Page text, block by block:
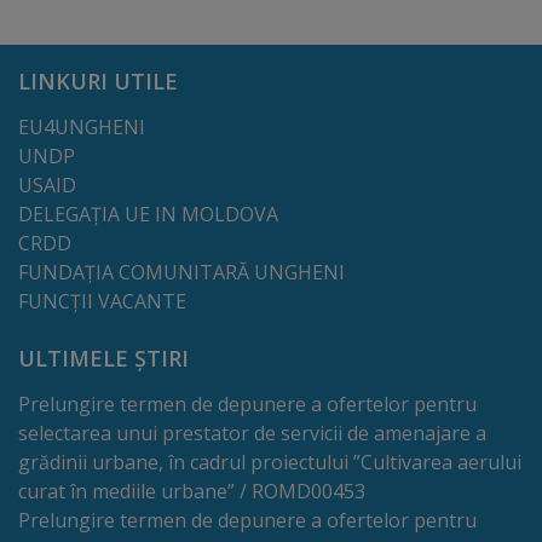
tarife
Înscrierea
copiilor
în
grădiniță/Plăți
Înterprinderi
municipale
Comgaz-
Plus
Modele
LINKURI UTILE
EU4UNGHENI
UNDP
USAID
DELEGAȚIA UE IN MOLDOVA
CRDD
FUNDAȚIA COMUNITARĂ UNGHENI
FUNCȚII VACANTE
ULTIMELE ȘTIRI
Prelungire termen de depunere a ofertelor pentru
selectarea unui prestator de servicii de amenajare a
grădinii urbane, în cadrul proiectului ”Cultivarea aerului
curat în mediile urbane” / ROMD00453
Prelungire termen de depunere a ofertelor pentru